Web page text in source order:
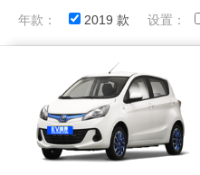
年款： 2019 款 设置：